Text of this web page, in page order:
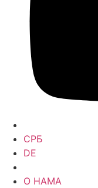
СРБ
DE
О НАМА